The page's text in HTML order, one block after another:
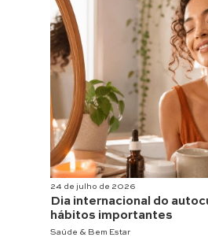
24 de julho de 2026
Dia internacional do
hábitos importantes
Saúde & Bem Estar